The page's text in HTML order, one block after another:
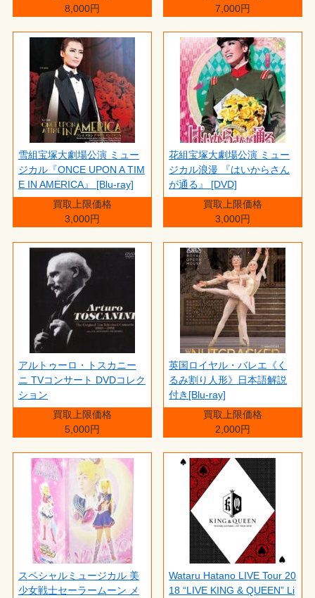
8,000円
7,000円
雪組宝塚大劇場公演 ミュー
ジカル『ONCE UPON A TIM
E IN AMERICA』 [Blu-ray]
買取上限価格
3,000円
花組宝塚大劇場公演 ミュー
ジカル浪漫 『はいからさん
が通る』 [DVD]
買取上限価格
3,000円
アルトゥーロ・トスカニー
ニ TVコンサート DVDコレク
ション
買取上限価格
5,000円
英国ロイヤル・バレエ《く
るみ割り人形》日本語解説
付き[Blu-ray]
買取上限価格
2,000円
スペシャルミュージカル 美
少女戦士セーラームーン メ
Wataru Hatano LIVE Tour 20
18 “LIVE KING & QUEEN” Li